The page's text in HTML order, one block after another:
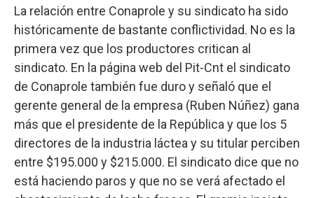
La relación entre Conaprole y su sindicato ha sido
históricamente de bastante conflictividad. No es la
primera vez que los productores critican al
sindicato. En la página web del Pit-Cnt el sindicato
de Conaprole también fue duro y señaló que el
gerente general de la empresa (Ruben Núñez) gana
más que el presidente de la República y que los 5
directores de la industria láctea y su titular perciben
entre $195.000 y $215.000. El sindicato dice que no
está haciendo paros y que no se verá afectado el